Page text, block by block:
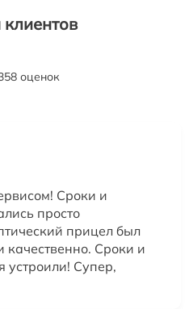
оценок
Сроки и
просто
прицел был
качественно. Сроки и
устроили! Супер,